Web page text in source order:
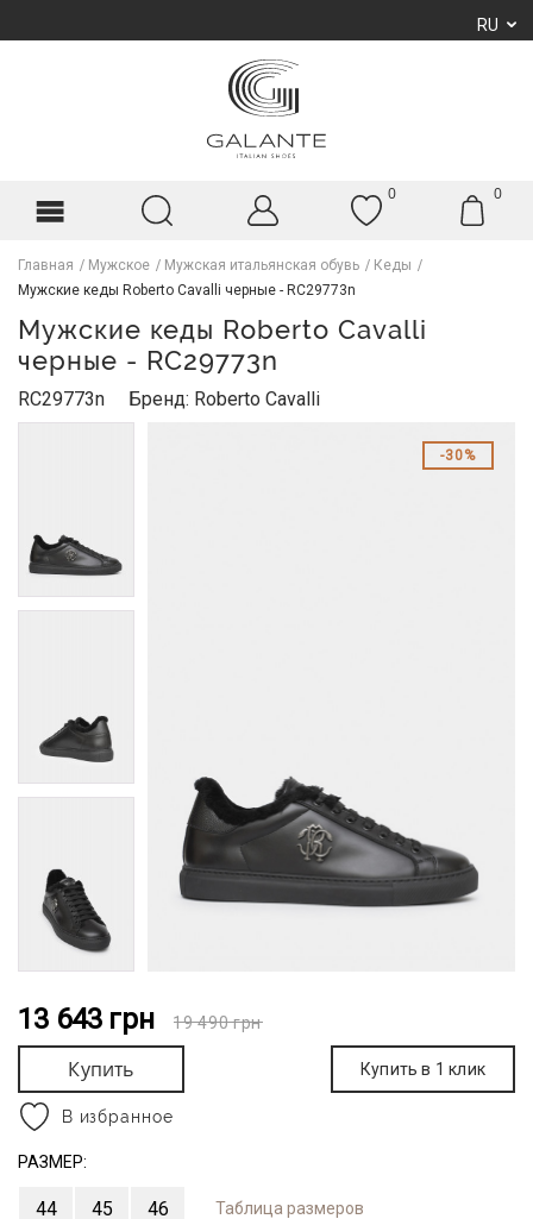
RU
0 0
Главная Мужское Мужская итальянская обувь
Кеды
Мужские кеды Roberto Cavalli черные - RC29773n
Мужские кеды Roberto Cavalli
черные - RC29773n
RC29773n Бренд: Roberto Cavalli
30%
13 643 грн 19 490грн
Купить Купить в 1 клик
В избранное
РАЗМЕР:
44 45 46 Таблица размеров